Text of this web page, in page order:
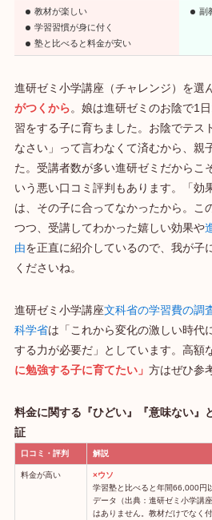
教材が楽しい
学習習慣が身に付く
塾と比べると料金が安い
副
進研ゼミ小学講座（チャレンジ）を選
がつくから。娘は進研ゼミのお陰で1
習をする子に育ちました。お陰でテス
なさい」って言わなくて済むから、親
た。受講者数が多い進研ゼミだからこ
いう悪い口コミ評判もあります。「効
は、その子に合ってなかったから。こ
つつ、受講してわかった嬉しい効果や
由を正直に紹介しているので、我が子
くださいね。
進研ゼミ小学講座文科省の学習費の調
科学省は「これから変化の激しい時代
する力が必要だ」としています。高額
に勉強する子に育てたい」 方はぜひ参
料金に関する『ひどい』『意味ない』
証
口コミ・評判 解説
料金が高い
×ウソ
学習塾と比べると年間66,000円
データ（出典：進研ゼミ小学講
はありません。教材だけでなく